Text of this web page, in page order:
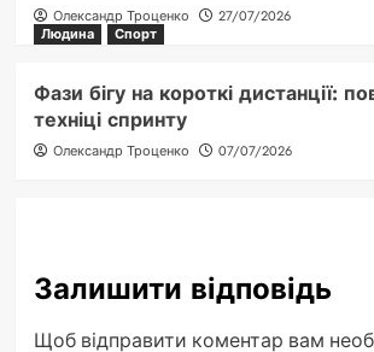
Олександр Троценко
27/07/2026
Людина
Спорт
Фази бігу на короткі дистанції:
техніці спринту
Олександр Троценко 07/07/2026
Залишити відповідь
Щоб відправити коментар вам